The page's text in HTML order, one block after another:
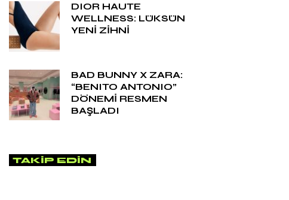
DIOR HAUTE
WELLNESS: LÜKSÜN
YENİ ZİHNİ
BAD BUNNY X ZARA:
“BENITO ANTONIO”
DÖNEMİ RESMEN
BAŞLADI
TAKIP EDIN